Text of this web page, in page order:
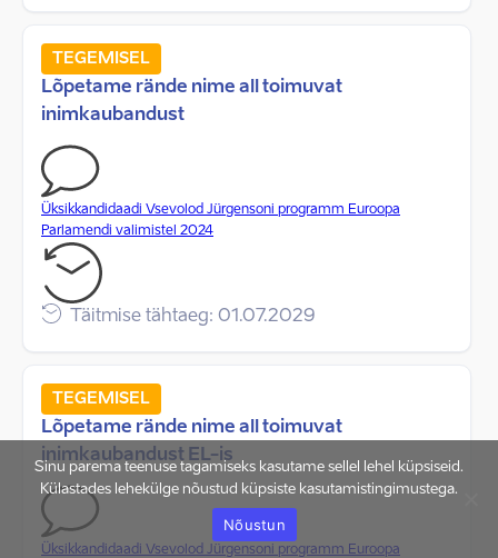
TEGEMISEL
Lõpetame rände nime all toimuvat
inimkaubandust
Üksikkandidaadi Vsevolod Jürgensoni programm Euroopa
Parlamendi valimistel 2024
Täitmise tähtaeg: 01.07.2029
TEGEMISEL
Lõpetame rände nime all toimuvat
inimkaubandust EL-is
Üksikkandidaadi Vsevolod Jürgensoni programm Euroopa
Sinu parema teenuse tagamiseks kasutame sellel lehel küpsiseid.
Külastades lehekülge nõustud küpsiste kasutamistingimustega.
Nõustun